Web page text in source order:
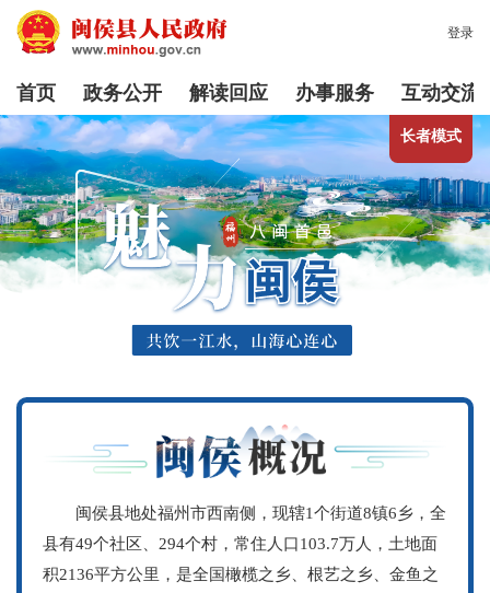
登录
首页 政务公开 解读回应 办事服务 互动交流
长者模式
闽侯县地处福州市西南侧，现辖1个街道8镇6乡，全
县有49个社区、294个村，常住人口103.7万人，土地面
积2136平方公里，是全国橄榄之乡、根艺之乡、金鱼之